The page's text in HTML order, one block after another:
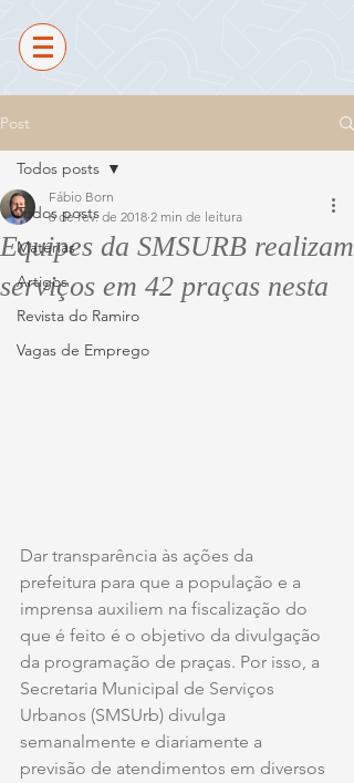
Post
Todos posts
Matérias
Artigos
Revista do Ramiro
Vagas de Emprego
Todos posts
Equipes da SMSURB realizam
serviços em 42 praças nesta
Fábio Born
6 de fev. de 2018 2 min de leitura
Dar transparência às ações da
prefeitura para que a população e a
imprensa auxiliem na fiscalização do
que é feito é o objetivo da divulgação
da programação de praças. Por isso, a
Secretaria Municipal de Serviços
Urbanos (SMSUrb) divulga
semanalmente e diariamente a
previsão de atendimentos em diversos